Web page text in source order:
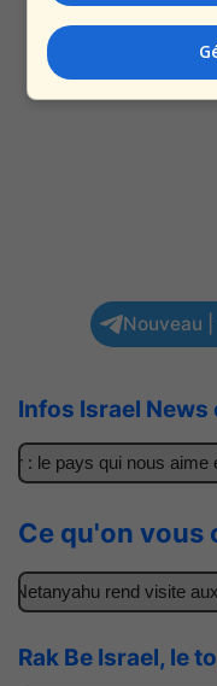
Nouveau
Infos Israel News
: le pays qui nous aime
Ce qu'on vous
rend visite aux
Rak Be Israel, le